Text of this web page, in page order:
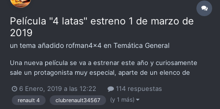
Película "4 latas" estreno 1 de marzo de
2019
un tema añadido rofman4x4 en Temática General
Una nueva película se va a estrenar este año y curiosamente
sale un protagonista muy especial, aparte de un elenco de
Valls entre otros. La peli dicen está catalogada como drama,
comedia y road movie, así que igual merece la pena...
6 Enero, 2019 a las 12:22 114 respuestas
renault 4 clubrenault34567 (y 1 más)